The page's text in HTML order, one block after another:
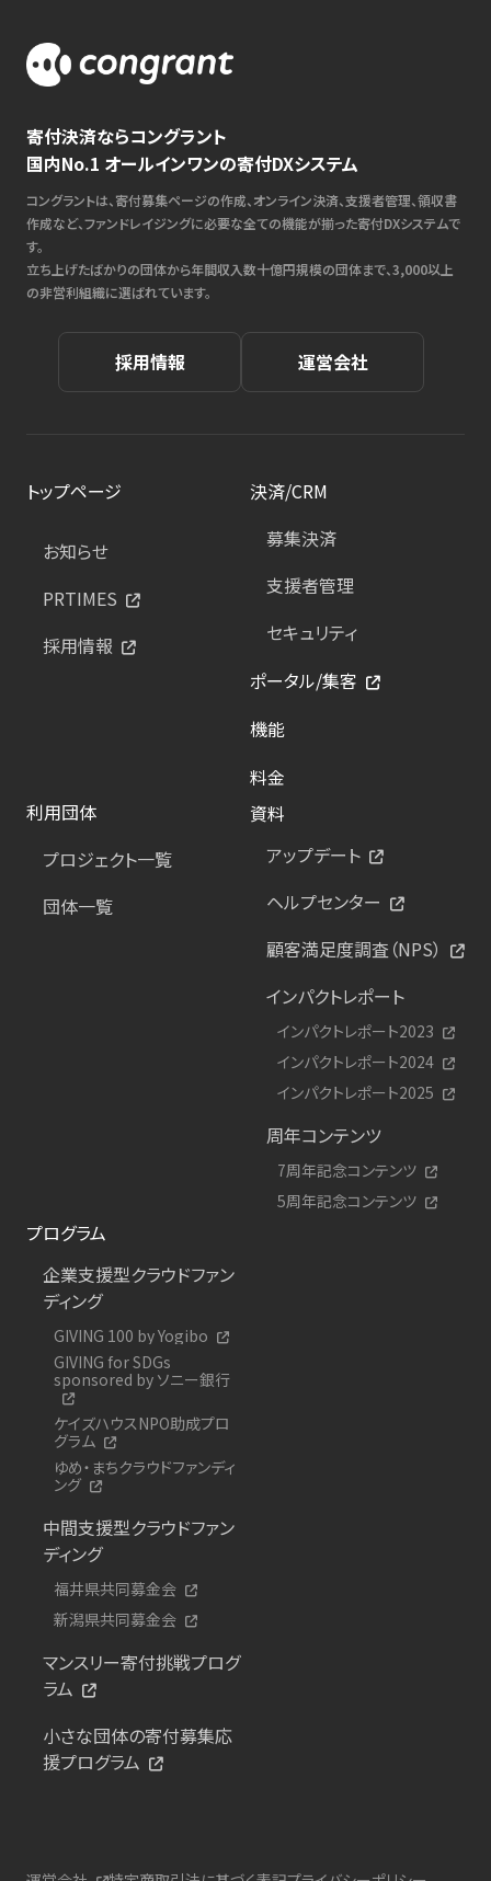
寄付決済ならコングラント
国内No.1 オールインワンの寄付DXシステム
コングラントは、寄付募集ページの作成、オンライン決済、支援者管理、領収書
作成など、ファンドレイジングに必要な全ての機能が揃った寄付DXシステムで
す。
立ち上げたばかりの団体から年間収入数十億円規模の団体まで、3,000以上
の非営利組織に選ばれています。
採用情報 運営会社
トップページ
お知らせ
PRTIMES
採用情報
決済/CRM
募集決済
支援者管理
セキュリティ
ポータル/集客
機能
料金
利用団体
プロジェクト一覧
団体一覧
資料
アップデート
ヘルプセンター
顧客満足度調査（NPS）
インパクトレポート
インパクトレポート2023
インパクトレポート2024
インパクトレポート2025
周年コンテンツ
7周年記念コンテンツ
5周年記念コンテンツ
プログラム
企業支援型クラウドファン
ディング
GIVING 100 by Yogibo
GIVING for SDGs
sponsored by ソニー銀行
ケイズハウスNPO助成プロ
グラム
ゆめ・まちクラウドファンディ
ング
中間支援型クラウドファン
ディング
福井県共同募金会
新潟県共同募金会
マンスリー寄付挑戦プログ
ラム
小さな団体の寄付募集応
援プログラム